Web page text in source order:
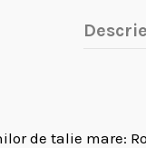
de talie mare: